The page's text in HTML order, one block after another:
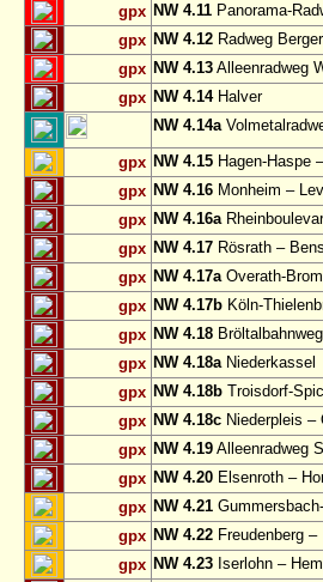
gpx NW 4.11 Panorama-
gpx NW 4.12 Radweg
gpx NW 4.13 Alleenradweg
gpx NW 4.14Halver
NW 4.14a
gpx NW 4.15 Hagen-Haspe
gpx NW 4.16 Monheim –
gpx NW 4.16a
gpx NW 4.17 Rösrath –
gpx NW 4.17aOverath-
gpx NW 4.17b Köln-
gpx NW 4.18
gpx NW 4.18aNiederkassel
gpx NW 4.18b Troisdorf-
gpx NW 4.18c Niederpleis –
gpx NW 4.19 Alleenradweg
gpx NW 4.20 Elsenroth –
gpx NW 4.21
gpx NW 4.22 Freudenberg
gpx NW 4.23 Iserlohn –